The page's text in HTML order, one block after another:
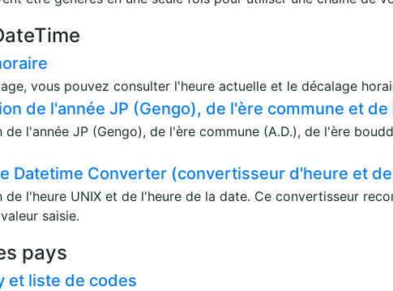
vous pouvez consulter l'heure actuelle et le décalage
de l'année JP (Gengo), de l'ère commune et
de l'année JP (Gengo), de l'ère commune (A.D.), de l'ère
Datetime Converter (convertisseur d'heure et
de l'heure UNIX et de l'heure de la date. Ce convertisseur
saisie.
pays
et liste de codes